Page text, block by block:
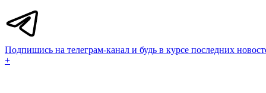
Подпишись на телеграм-канал и будь в курсе последних
+